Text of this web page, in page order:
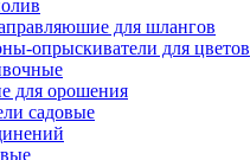
для шлангов
опрыскиватели для цветов
для орошения
садовые